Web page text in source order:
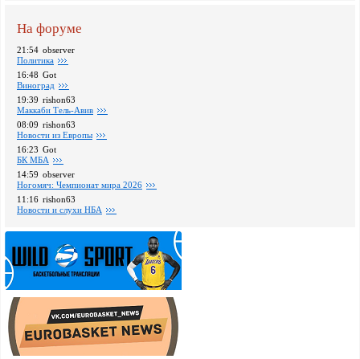
На форуме
21:54 observer
Политика
16:48 Got
Виноград
19:39 rishon63
Маккаби Тель-Авив
08:09 rishon63
Новости из Европы
16:23 Got
БК МБА
14:59 observer
Ногомяч: Чемпионат мира 2026
11:16 rishon63
Новости и слухи НБА